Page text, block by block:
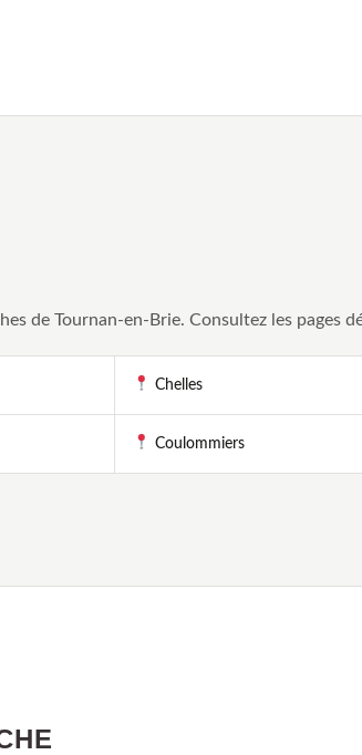
de Tournan-en-Brie. Consultez les pages
Chelles
Coulommiers